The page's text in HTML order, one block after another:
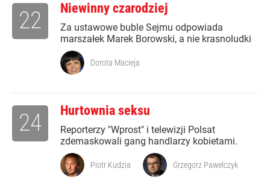
Niewinny czarodziej
Za ustawowe buble Sejmu odpowiada
marszałek Marek Borowski, a nie krasnoludki
22
Dorota Macieja
Hurtownia seksu
Reporterzy "Wprost" i telewizji Polsat
zdemaskowali gang handlarzy kobietami.
24
Piotr Kudzia Grzegorz Pawelczyk